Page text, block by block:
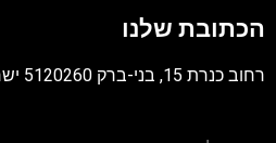
PDF
הכתובת שלנו
רחוב כנרת 15, בני-ברק 5120260 ישראל